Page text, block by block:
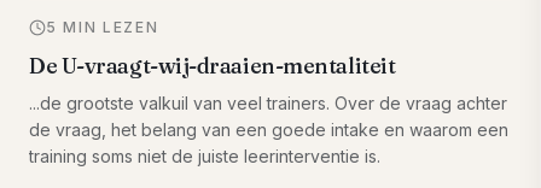
5 MIN LEZEN
De U-vraagt-wij-draaien-mentaliteit
...de grootste valkuil van veel trainers. Over de vraag achter
de vraag, het belang van een goede intake en waarom een
training soms niet de juiste leerinterventie is.